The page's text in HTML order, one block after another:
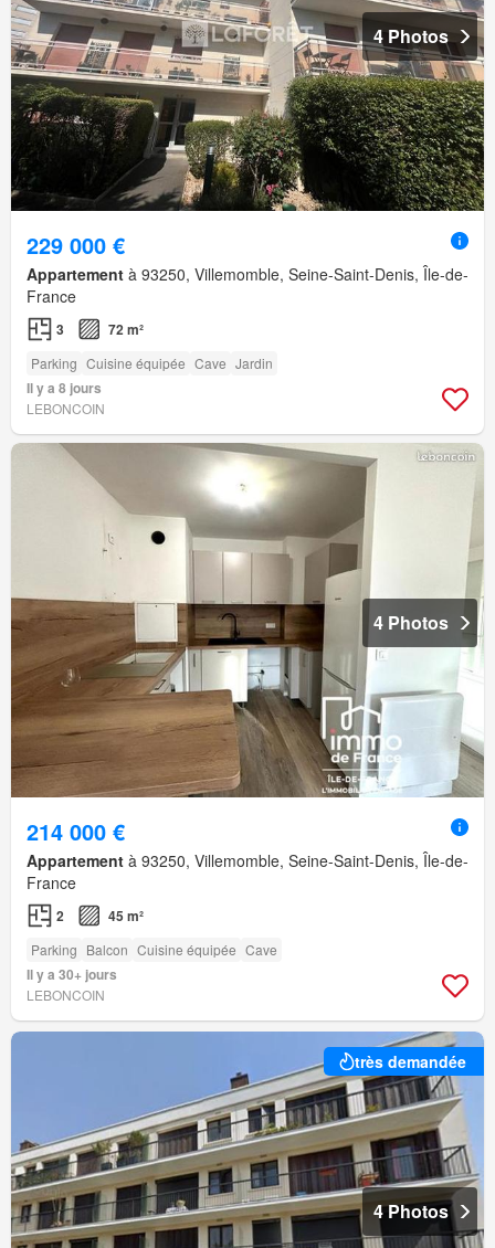
4 Photos
229 000 €
Appartement à 93250, Villemomble, Seine-Saint-Denis, Île-de-
France
3 72 m²
Parking Cuisine équipée Cave Jardin
Il y a 8 jours
LEBONCOIN
4 Photos
214 000 €
Appartement à 93250, Villemomble, Seine-Saint-Denis, Île-de-
France
2 45 m²
Parking Balcon Cuisine équipée Cave
Il y a 30+ jours
LEBONCOIN
très demandée
4 Photos